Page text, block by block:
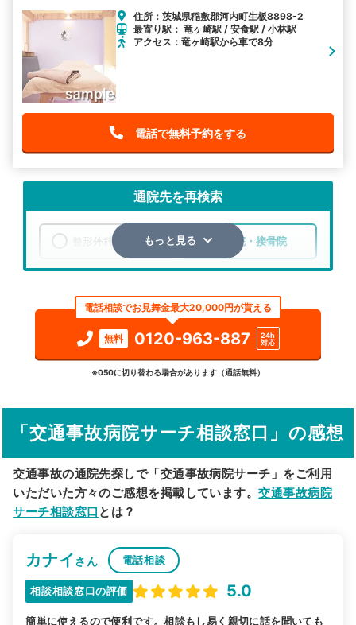
住所：茨城県稲敷郡河内町生板8898-2
最寄り駅： 竜ヶ崎駅 / 安食駅 / 小林駅
アクセス：竜ヶ崎駅から車で8分
電話で無料予約をする
通院先を再検索
整形外科 整骨院・接骨院
検索する
詳細条件で絞り込む
駅から探す 院名から探す
もっと見る
電話相談でお見舞金最大20,000円が貰える
無料 0120-963-887
24h
対応
※050に切り替わる場合があります（通話無料）
「交通事故病院サーチ相談窓口」の感想
交通事故の通院先探しで「交通事故病院サーチ」をご利用
いただいた方々のご感想を掲載しています。交通事故病院
サーチ相談窓口 とは？
カナイさん 電話相談
相談相談窓口の評価 5.0
簡単に使えるので便利です。相談もし易く親切に話を聞いても